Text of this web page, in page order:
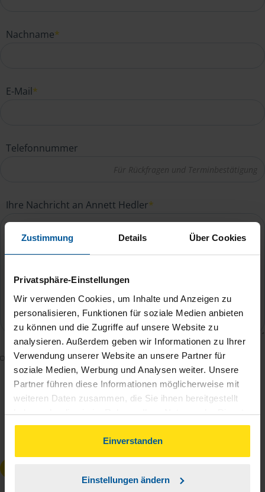
Zustimmung Details Über Cookies
Privatsphäre-Einstellungen
Wir verwenden Cookies, um Inhalte und Anzeigen zu
personalisieren, Funktionen für soziale Medien anbieten
zu können und die Zugriffe auf unsere Website zu
analysieren. Außerdem geben wir Informationen zu Ihrer
Verwendung unserer Website an unsere Partner für
soziale Medien, Werbung und Analysen weiter. Unsere
Partner führen diese Informationen möglicherweise mit
weiteren Daten zusammen, die Sie ihnen bereitgestellt
haben oder die sie im Rahmen Ihrer Nutzung der Dienste
gesammelt haben. Indem Sie auf Einverstanden klicken,
können Sie der Verwendung von Cookies, gemäß
unserer➔ Datenschutzrichtliniezustimmen.
Einverstanden
Einstellungen ändern
Nachname*
E-Mail*
Telefonnummer
Ihre Nachricht an Annett Hedler*
Mit dem Absenden des Kontaktformulars erkläre ich
mich damit einverstanden, dass meine Daten zur
Bearbeitung meines Anliegens sowie zur internen
Analyse der Zugriffsquelle verwendet werden.
DieDatenschutzbestimmungenhabe ich zur
Kenntnis genommen.*